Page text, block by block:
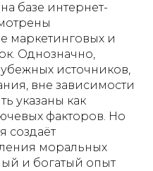
базе интернет-
маркетинговых и
Однозначно,
источников,
вне зависимости
указаны как
факторов. Но
создаёт
моральных
и богатый опыт